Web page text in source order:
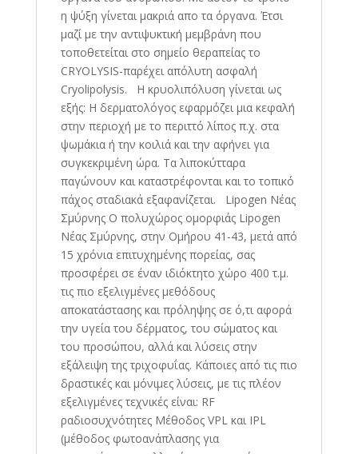
η ψύξη γίνεται μακριά απο τα όργανα. Έτσι
μαζί με την αντιψυκτική μεμβράνη που
τοποθετείται στο σημείο θεραπείας το
CRYOLYSIS-παρέχει απόλυτη ασφαλή
Cryolipolysis. Η κρυολιπόλυση γίνεται ως
εξής: Η δερματολόγος εφαρμόζει μια κεφαλή
στην περιοχή με το περιττό λίπος π.χ. στα
ψωμάκια ή την κοιλιά και την αφήνει για
συγκεκριμένη ώρα. Τα λιποκύτταρα
παγώνουν και καταστρέφονται και το τοπικό
πάχος σταδιακά εξαφανίζεται. Lipogen Νέας
Σμύρνης Ο πολυχώρος ομορφιάς Lipogen
Νέας Σμύρνης, στην Ομήρου 41-43, μετά από
15 χρόνια επιτυχημένης πορείας, σας
προσφέρει σε έναν ιδιόκτητο χώρο 400 τ.μ.
τις πιο εξελιγμένες μεθόδους
αποκατάστασης και πρόληψης σε ό,τι αφορά
την υγεία του δέρματος, του σώματος και
του προσώπου, αλλά και λύσεις στην
εξάλειψη της τριχοφυΐας. Κάποιες από τις πιο
δραστικές και μόνιμες λύσεις, με τις πλέον
εξελιγμένες τεχνικές είναι: RF
ραδιοσυχνότητες Μέθοδος VPL και IPL
(μέθοδος φωτοανάπλασης για